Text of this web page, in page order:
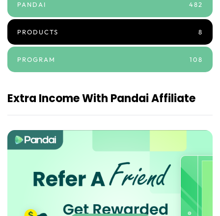
PANDAI 482
PRODUCTS 8
PROGRAM 108
Extra Income With Pandai Affiliate